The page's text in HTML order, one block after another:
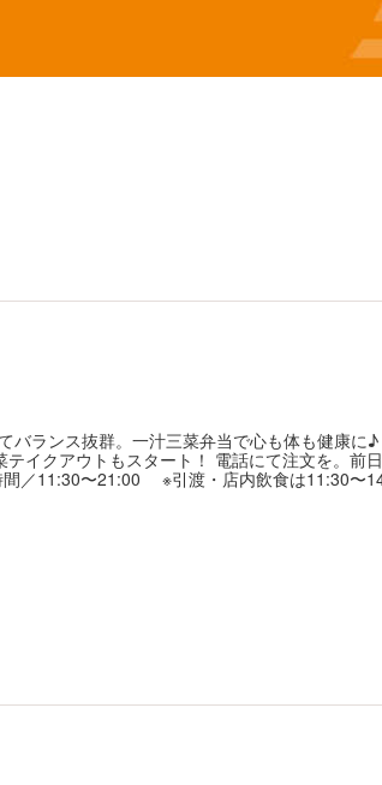
バランス抜群。一汁三菜弁当で心も体も健康
イクアウトもスタート！ 電話にて注文を。前
／11:30〜21:00 ※引渡・店内飲食は11:30〜